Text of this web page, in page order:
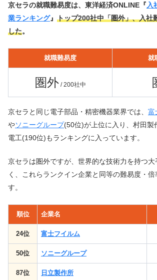
京セラの就職難易度は、東洋経済ONLINE『 入
業ランキング』 トップ200社中「圏外」、入社
した。
就職難易度 就
圏外/ 200社中
京セラと同じ電子部品・精密機器業界では、 富
やソニーグループ(50位)が上位に入り、村田製
電工(190位)もランキングに入っています。
京セラは圏外ですが、世界的な技術力を持つ
く、これらランクイン企業と同等の難易度・倍
す。
順位 企業名
24位 富士フイルム
50位 ソニーグループ
87位 日立製作所